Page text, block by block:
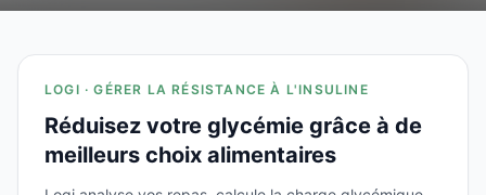
LOGI · GÉRER LA RÉSISTANCE À L'INSULINE
Réduisez votre glycémie grâce à de
meilleurs choix alimentaires